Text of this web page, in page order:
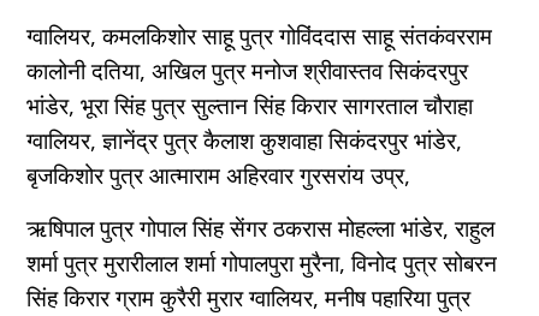
ग्वालियर,कमलकिशोर साहू पुत्र गोविंददास साहू संतकंवरराम
कालोनी दतिया, अखिल पुत्र मनोज श्रीवास्तव सिकंदरपुर
भांडेर, भूरा सिंह पुत्र सुल्तान सिंह किरार सागरताल चौराहा
ग्वालियर, ज्ञानेंद्र पुत्र कैलाश कुशवाहा सिकंदरपुर भांडेर,
बृजकिशोर पुत्र आत्माराम अहिरवार गुरसरांय उप्र,
ऋषिपाल पुत्र गोपाल सिंह सेंगर ठकरास मोहल्ला भांडेर, राहुल
शर्मा पुत्र मुरारीलाल शर्मा गोपालपुरा मुरैना, विनोद पुत्र सोबरन
सिंह किरार ग्राम कुरैरी मुरार ग्वालियर, मनीष पहारिया पुत्र